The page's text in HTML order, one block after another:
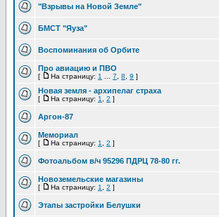
"Взрывы на Новой Земле"
БМСТ "Яуза"
Воспоминания об Орбите
Про авиацию и ПВО
[ На страницу: 1 7 8 9 ]
Новая земля - архипелаг страха
[ На страницу: 1 2 ]
Аргон-87
Мемориал
[ На страницу: 1 2 ]
Фотоальбом в/ч 95296 ПДРЦ 78-80 гг.
Новоземельские магазины
[ На страницу: 1 2 ]
Этапы застройки Белушки